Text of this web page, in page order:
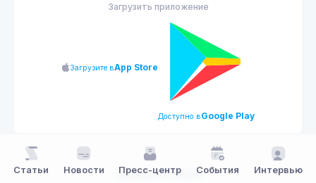
Загрузить приложение
Загрузите вApp Store
Доступно вGoogle Play
NewsHub.kz 2026 ©
Статьи Новости Пресс-центр События Интервью